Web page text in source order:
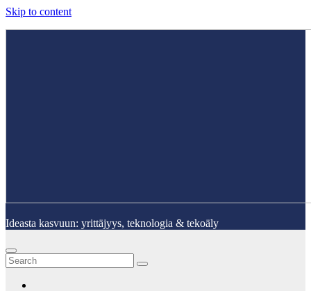
Skip to content
Ideasta kasvuun: yrittäjyys, teknologia & tekoäly